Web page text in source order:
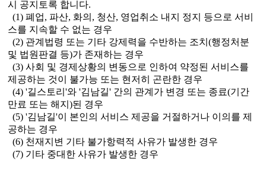
시 공지토록 합니다.
(1) 폐업, 파산, 화의, 청산, 영업취소 내지 정지 등으로 서비
스를 지속할 수 없는 경우
(2) 관계법령 또는 기타 강제력을 수반하는 조치(행정처분
및 법원판결 등)가 존재하는 경우
(3) 사회 및 경제상황의 변동으로 인하여 약정된 서비스를
제공하는 것이 불가능 또는 현저히 곤란한 경우
(4) '길스토리'와 '김남길' 간의 관계가 변경 또는 종료(기간
만료 또는 해지)된 경우
(5) '김남길'이 본인의 서비스 제공을 거절하거나 이의를 제
공하는 경우
(6) 천재지변 기타 불가항력적 사유가 발생한 경우
(7) 기타 중대한 사유가 발생한 경우